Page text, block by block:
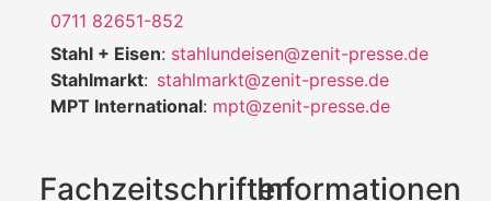
0711 82651-852
Stahl + Eisen: stahlundeisen@zenit-presse.de
Stahlmarkt: stahlmarkt@zenit-presse.de
MPT International: mpt@zenit-presse.de
FachzeitschriftenInformationen